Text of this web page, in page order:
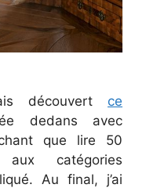
découvert ce
dedans avec
que lire 50
aux catégories
Au final, j’ai